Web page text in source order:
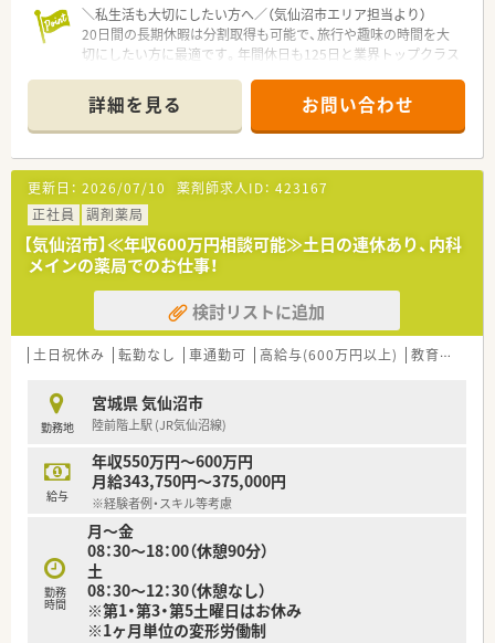
＼私生活も大切にしたい方へ／（気仙沼市エリア担当より）
20日間の長期休暇は分割取得も可能で、旅行や趣味の時間を大
切にしたい方に最適です。年間休日も125日と業界トップクラス
【店舗情報と応需状況について】
■南気仙沼駅から徒歩15分の場所に位置する大型の商業施設内
にある店舗で、お仕事帰りにお買い物も楽しめる便利な立地で
す。
■総合病院をはじめとする近隣の医療機関から様々な科目の処
方箋を面で応需しており、幅広い知識を習得できる環境です。
■1日の処方箋枚数は30枚から40枚程度と比較的落ち着いてお
り、一人ひとりの患者様と丁寧に向き合いながら業務に励めま
す。
【法人特徴について】
■日本を代表する大手総合小売企業が母体であり、非常に安定し
た経営基盤が魅力です。
ポートすることを目指しています。
■薬剤師の専門性を活かしつつ、店舗運営や商品開発など多様な
キャリアへ挑戦可能です。
【こんな方が活躍中】
■仕事のやりがいとプライベートの充実をどちらも諦めたくな
い、欲張りで前向きな姿勢を持った薬剤師が数多く活躍していま
す。
■調剤業務の経験が少ない第二新卒の方やブランクがある方も、
研修を通じて着実にスキルを身につけ第一線で貢献していま
す。
■定年後も再雇用制度を利用して70歳まで元気に働いている方
もおり、年齢を問わず長く活躍できる土壌がある職場です。
詳細を見る お問い合わせ
更新日： 2026/07/10 薬剤師求人ID： 423167
正社員
調剤薬局
【気仙沼市】≪年収600万円相談可能≫土日の連休あり、内科
メインの薬局でのお仕事！
検討リストに追加
土日祝休み 転勤なし 車通勤可 高給与(600万円以上) 教育制度あり
勤務地
宮城県 気仙沼市
陸前階上駅 (JR気仙沼線)
給与
年収550万円～600万円
月給343,750円～375,000円
※経験者例・スキル等考慮
勤務
時間
月～金
08：30～18：00（休憩90分）
土
08：30～12：30（休憩なし）
※第1・第3・第5土曜日はお休み
※1ヶ月単位の変形労働制